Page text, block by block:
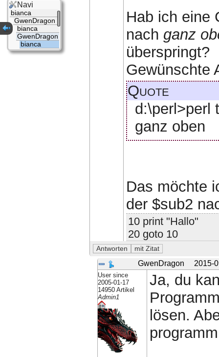
Hab ich eine
nach ganz
überspringt?
Gewünschte
Quote
d:\perl>perl
ganz oben
Das möchte
der $sub2
10 print "Hallo"
20 goto 10
GwenDragon 2015-
User since
2005-01-17
14950 Artikel
Admin1
Ja, du
lösen.
Navi
bianca
GwenDragon
bianca
GwenDragon
bianca